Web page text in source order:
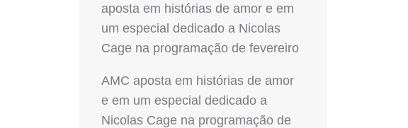
aposta em histórias de amor e em
um especial dedicado a Nicolas
Cage na programação de fevereiro
AMC aposta em histórias de amor
e em um especial dedicado a
Nicolas Cage na programação de